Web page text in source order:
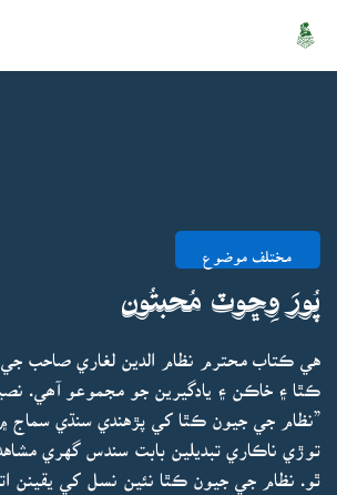
مختلف موضوع
پُورَ وِڇوٽ مُحبتُون
هي ڪتاب محترم نظام الدين لغاري صاحب جي
ڪٿا ۽ خاڪن ۽ يادگيرين جو مجموعو آھي.
”نظام جي جيون ڪٿا کي پڙهندي سنڌي سماج ۾
توڙي ناڪاري تبديلين بابت سندس گهري
ٿو. نظام جي جيون ڪٿا نئين نسل کي يقينن